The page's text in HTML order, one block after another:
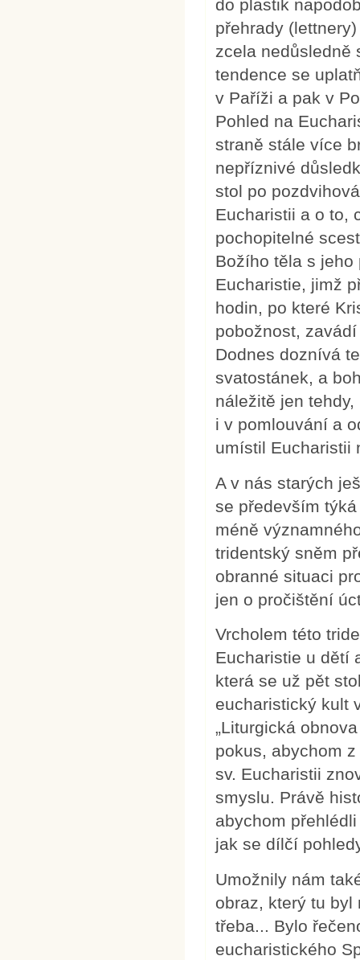
do plastik
přehrady
zcela nedůsledně
tendence se
v Paříži a pak v
Pohled na
straně stále více
nepříznivé
stol po
Eucharistii a o to,
pochopitelné
Božího těla s jeho
Eucharistie, jimž
hodin, po které
pobožnost,
Dodnes doznívá
svatostánek, a
náležitě jen
i v pomlouvání a
umístil Eucharistii
A v nás starých
se především
méně
tridentský sněm
obranné situaci
jen o pročištění
Vrcholem této
Eucharistie u dětí
která se už pět
eucharistický kult
„Liturgická
pokus, abychom
sv. Eucharistii
smyslu. Právě
abychom
jak se dílčí
Umožnily nám
obraz, který tu byl
třeba... Bylo
eucharistického